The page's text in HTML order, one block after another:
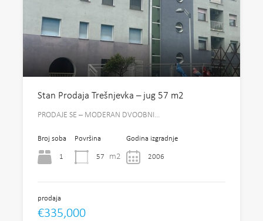
Stan Prodaja Trešnjevka – jug 57 m2
PRODAJE SE – MODERAN DVOOBNI…
Broj soba
1
Površina
57 m2
Godina izgradnje
2006
prodaja
€335,000